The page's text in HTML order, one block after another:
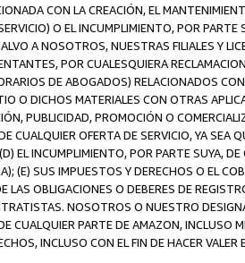
CON LA CREACIÓN, EL
O EL INCUMPLIMIENTO, POR
A NOSOTROS, NUESTRAS FILIALES Y
POR CUALESQUIERA
DE ABOGADOS) RELACIONADOS
O DICHOS MATERIALES CON OTRAS
PUBLICIDAD, PROMOCIÓN O
CUALQUIER OFERTA DE SERVICIO, YA SEA
EL INCUMPLIMIENTO, POR PARTE SUYA,
(E) SUS IMPUESTOS Y DERECHOS O EL
LAS OBLIGACIONES O DEBERES DE
NOSOTROS O NUESTRO
CUALQUIER PARTE DE AMAZON, INCLUSO
INCLUSO CON EL FIN DE HACER VALER